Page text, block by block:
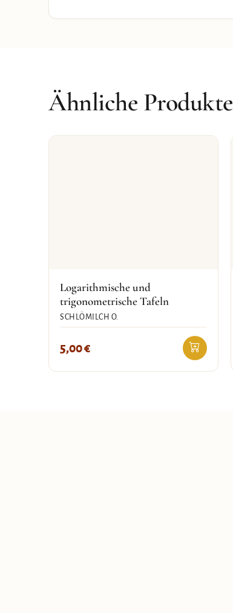
Ähnliche Produkte
Logarithmische und
trigonometrische Tafeln
SCHLÖMILCH O.
5,00€